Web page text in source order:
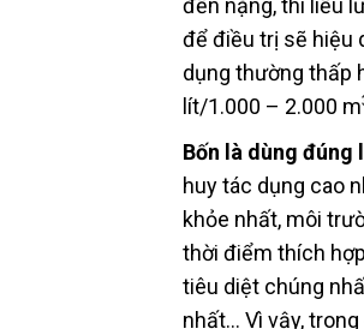
đến nặng, thì liều
để điều trị sẽ hiệu
dụng thường thấp
lít/1.000 – 2.000 m
Bốn là dùng đúng
huy tác dụng cao
khỏe nhất, môi
thời điểm thích
tiêu diệt chúng
nhất… Vì vậy,